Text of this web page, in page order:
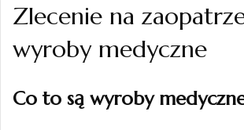
Zlecenie na
wyroby medyczne
Co to są wyroby